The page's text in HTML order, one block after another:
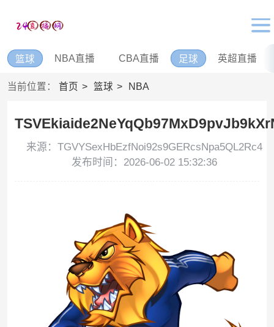
篮球 NBA直播 CBA直播 足球 英超直播
当前位置： 首页 篮球 NBA
来源：TGVYSexHbEzfNoi92s9GERcsNpa5QL2Rc4
发布时间：2026-06-02 15:32:36